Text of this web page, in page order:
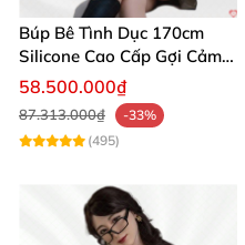
Búp Bê Tình Dục ELF Inoue
Búp Bê Tình Dục ELF Inoue
Búp Bê Tình Dục 170cm
Silicone Cao Cấp Gợi Cảm
Giống Thật
58.500.000₫
87.313.000₫
-33%
(495)